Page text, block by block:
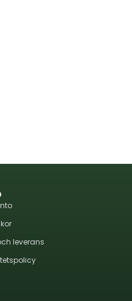
leverans